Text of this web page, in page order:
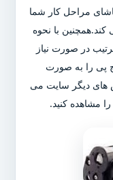
مراحل کار شما
با نحوه
در صورت نیاز
پی را به صورت
های دیگر سایت می
مشاهده کنید.